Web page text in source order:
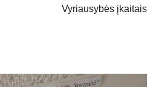
Vyriausybės įkaitais